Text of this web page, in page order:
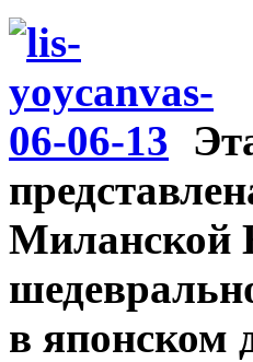
Миланской
в японском